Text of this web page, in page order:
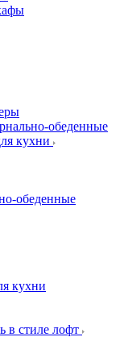
обеденные
кухни
обеденные
кухни
в стиле лофт